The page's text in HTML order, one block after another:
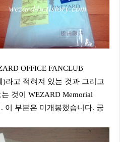
OFFICE FANCLUB
)라고 적혀져 있는 것과 그리고
것이 WEZARD Memorial
이 부분은 미개봉했습니다. 궁